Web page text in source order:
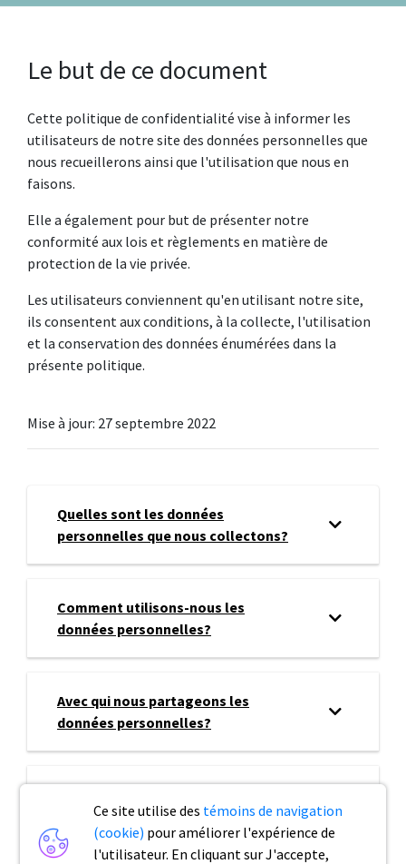
Le but de ce document
Cette politique de confidentialité vise à informer les
utilisateurs de notre site des données personnelles que
nous recueillerons ainsi que l'utilisation que nous en
faisons.
Elle a également pour but de présenter notre
conformité aux lois et règlements en matière de
protection de la vie privée.
Les utilisateurs conviennent qu'en utilisant notre site,
ils consentent aux conditions, à la collecte, l'utilisation
et la conservation des données énumérées dans la
présente politique.
Mise à jour: 27 septembre 2022
Quelles sont les données
personnelles que nous collectons?
Comment utilisons-nous les
données personnelles?
Avec qui nous partageons les
données personnelles?
les données personnelles?
Ce site utilise des témoins de navigation
(cookie) pour améliorer l'expérience de
l'utilisateur. En cliquant sur J'accepte,